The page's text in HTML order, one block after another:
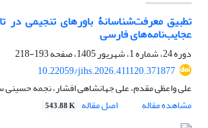
تطبیق معرفت‌شناسانۀ باورهای تنجیمی در
عجایب‌نامه‌های فارسی
دوره 24، شماره 1، شهریور 1405، صفحه
193-218
10.22059/jihs.2026.411120.371877
علی واعظی مقدم، علی جهانشاهی افشار، نجمه
مشاهده مقاله
اصل مقاله 543.88 K